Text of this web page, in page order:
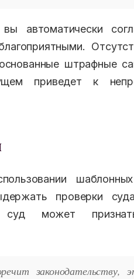
автоматически
штрафные
приведет к
проверки
суд может